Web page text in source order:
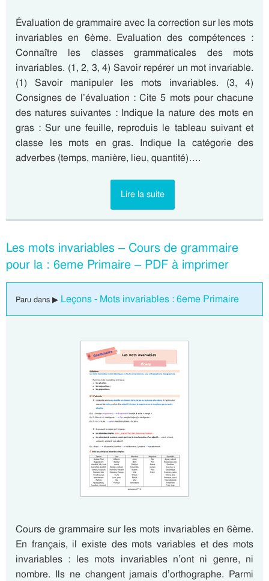
Évaluation de grammaire avec la correction sur les mots
invariables en 6ème. Evaluation des compétences :
Connaître les classes grammaticales des mots
invariables. (1, 2, 3, 4) Savoir repérer un mot invariable.
(1) Savoir manipuler les mots invariables. (3, 4)
Consignes de l’évaluation : Cite 5 mots pour chacune
des natures suivantes : Indique la nature des mots en
gras : Sur une feuille, reproduis le tableau suivant et
classe les mots en gras. Indique la catégorie des
adverbes (temps, manière, lieu, quantité)….
Lire la suite
Les mots invariables – Cours de grammaire
pour la : 6eme Primaire – PDF à imprimer
Paru dans ▶ Leçons - Mots invariables : 6eme Primaire
Cours de grammaire sur les mots invariables en 6ème.
En français, il existe des mots variables et des mots
invariables : les mots invariables n’ont ni genre, ni
nombre. Ils ne changent jamais d’orthographe. Parmi